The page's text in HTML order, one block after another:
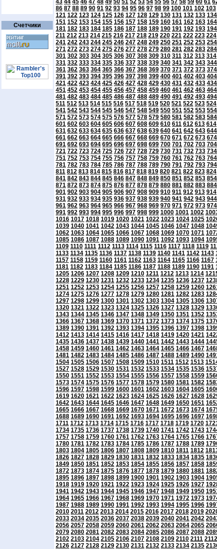
Счетчики
43 44 45 46 47 48 49 50 51 52 53 54 55 56 57 58 59 60 61
86 87 88 89 90 91 92 93 94 95 96 97 98 99 100 101 102 103
121 122 123 124 125 126 127 128 129 130 131 132 133 134
151 152 153 154 155 156 157 158 159 160 161 162 163 164
181 182 183 184 185 186 187 188 189 190 191 192 193 194
211 212 213 214 215 216 217 218 219 220 221 222 223 224
241 242 243 244 245 246 247 248 249 250 251 252 253 254
271 272 273 274 275 276 277 278 279 280 281 282 283 284
301 302 303 304 305 306 307 308 309 310 311 312 313 314
331 332 333 334 335 336 337 338 339 340 341 342 343 344
361 362 363 364 365 366 367 368 369 370 371 372 373 374
391 392 393 394 395 396 397 398 399 400 401 402 403 404
421 422 423 424 425 426 427 428 429 430 431 432 433 434
451 452 453 454 455 456 457 458 459 460 461 462 463 464
481 482 483 484 485 486 487 488 489 490 491 492 493 494
511 512 513 514 515 516 517 518 519 520 521 522 523 524
541 542 543 544 545 546 547 548 549 550 551 552 553 554
571 572 573 574 575 576 577 578 579 580 581 582 583 584
601 602 603 604 605 606 607 608 609 610 611 612 613 614
631 632 633 634 635 636 637 638 639 640 641 642 643 644
661 662 663 664 665 666 667 668 669 670 671 672 673 674
691 692 693 694 695 696 697 698 699 700 701 702 703 704
721 722 723 724 725 726 727 728 729 730 731 732 733 734
751 752 753 754 755 756 757 758 759 760 761 762 763 764
781 782 783 784 785 786 787 788 789 790 791 792 793 794
811 812 813 814 815 816 817 818 819 820 821 822 823 824
841 842 843 844 845 846 847 848 849 850 851 852 853 854
871 872 873 874 875 876 877 878 879 880 881 882 883 884
901 902 903 904 905 906 907 908 909 910 911 912 913 914
931 932 933 934 935 936 937 938 939 940 941 942 943 944
961 962 963 964 965 966 967 968 969 970 971 972 973 974
991 992 993 994 995 996 997 998 999 1000 1001 1002
1016 1017 1018 1019 1020 1021 1022 1023 1024 1025
1039 1040 1041 1042 1043 1044 1045 1046 1047 1048
1062 1063 1064 1065 1066 1067 1068 1069 1070 1071
1085 1086 1087 1088 1089 1090 1091 1092 1093 1094
1109 1110 1111 1112 1113 1114 1115 1116 1117 1118 1119
1133 1134 1135 1136 1137 1138 1139 1140 1141 1142 1143
1157 1158 1159 1160 1161 1162 1163 1164 1165 1166 1167
1181 1182 1183 1184 1185 1186 1187 1188 1189 1190 1191
1205 1206 1207 1208 1209 1210 1211 1212 1213 1214
1228 1229 1230 1231 1232 1233 1234 1235 1236 1237
1251 1252 1253 1254 1255 1256 1257 1258 1259 1260
1274 1275 1276 1277 1278 1279 1280 1281 1282 1283
1297 1298 1299 1300 1301 1302 1303 1304 1305 1306
1320 1321 1322 1323 1324 1325 1326 1327 1328 1329
1343 1344 1345 1346 1347 1348 1349 1350 1351 1352
1366 1367 1368 1369 1370 1371 1372 1373 1374 1375
1389 1390 1391 1392 1393 1394 1395 1396 1397 1398
1412 1413 1414 1415 1416 1417 1418 1419 1420 1421
1435 1436 1437 1438 1439 1440 1441 1442 1443 1444
1458 1459 1460 1461 1462 1463 1464 1465 1466 1467
1481 1482 1483 1484 1485 1486 1487 1488 1489 1490
1504 1505 1506 1507 1508 1509 1510 1511 1512 1513
1527 1528 1529 1530 1531 1532 1533 1534 1535 1536
1550 1551 1552 1553 1554 1555 1556 1557 1558 1559
1573 1574 1575 1576 1577 1578 1579 1580 1581 1582
1596 1597 1598 1599 1600 1601 1602 1603 1604 1605
1619 1620 1621 1622 1623 1624 1625 1626 1627 1628
1642 1643 1644 1645 1646 1647 1648 1649 1650 1651
1665 1666 1667 1668 1669 1670 1671 1672 1673 1674
1688 1689 1690 1691 1692 1693 1694 1695 1696 1697
1711 1712 1713 1714 1715 1716 1717 1718 1719 1720
1734 1735 1736 1737 1738 1739 1740 1741 1742 1743
1757 1758 1759 1760 1761 1762 1763 1764 1765 1766
1780 1781 1782 1783 1784 1785 1786 1787 1788 1789
1803 1804 1805 1806 1807 1808 1809 1810 1811 1812
1826 1827 1828 1829 1830 1831 1832 1833 1834 1835
1849 1850 1851 1852 1853 1854 1855 1856 1857 1858
1872 1873 1874 1875 1876 1877 1878 1879 1880 1881
1895 1896 1897 1898 1899 1900 1901 1902 1903 1904
1918 1919 1920 1921 1922 1923 1924 1925 1926 1927
1941 1942 1943 1944 1945 1946 1947 1948 1949 1950
1964 1965 1966 1967 1968 1969 1970 1971 1972 1973
1987 1988 1989 1990 1991 1992 1993 1994 1995 1996
2010 2011 2012 2013 2014 2015 2016 2017 2018 2019
2033 2034 2035 2036 2037 2038 2039 2040 2041 2042
2056 2057 2058 2059 2060 2061 2062 2063 2064 2065
2079 2080 2081 2082 2083 2084 2085 2086 2087 2088
2102 2103 2104 2105 2106 2107 2108 2109 2110 2111 2112
2126 2127 2128 2129 2130 2131 2132 2133 2134 2135